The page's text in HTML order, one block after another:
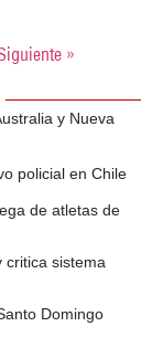
»
y Nueva
policial en Chile
de atletas de
critica sistema
Domingo